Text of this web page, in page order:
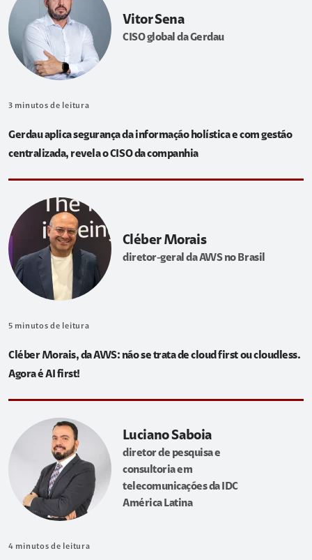
Vitor Sena
CISO global da Gerdau
3 minutos de leitura
Gerdau aplica segurança da informação holística e com gestão
centralizada, revela o CISO da companhia
Cléber Morais
diretor-geral da AWS no Brasil
5 minutos de leitura
Cléber Morais, da AWS: não se trata de cloud first ou cloudless.
Agora é AI first!
Luciano Saboia
diretor de pesquisa e
consultoria em
telecomunicações da IDC
América Latina
4 minutos de leitura